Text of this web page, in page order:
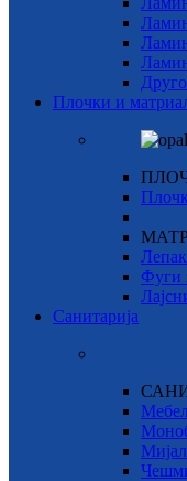
Плочки и
Фуги
Санитарија